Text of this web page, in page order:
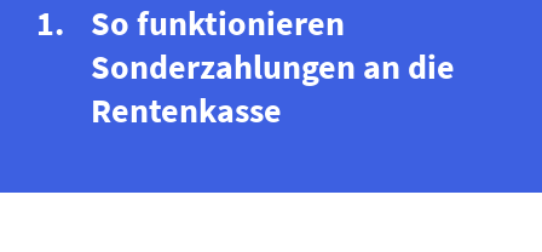
So funktionieren
Sonderzahlungen an die
Rentenkasse